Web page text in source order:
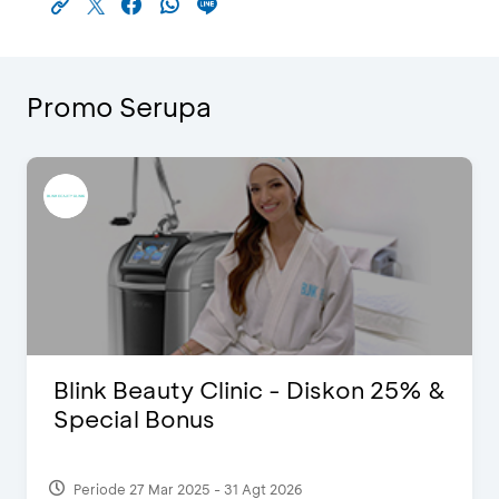
Promo Serupa
Blink Beauty Clinic - Diskon 25% &
Special Bonus
Periode 27 Mar 2025 - 31 Agt 2026